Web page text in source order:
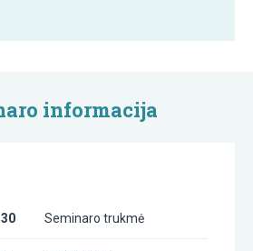
informacija
Seminaro trukmė